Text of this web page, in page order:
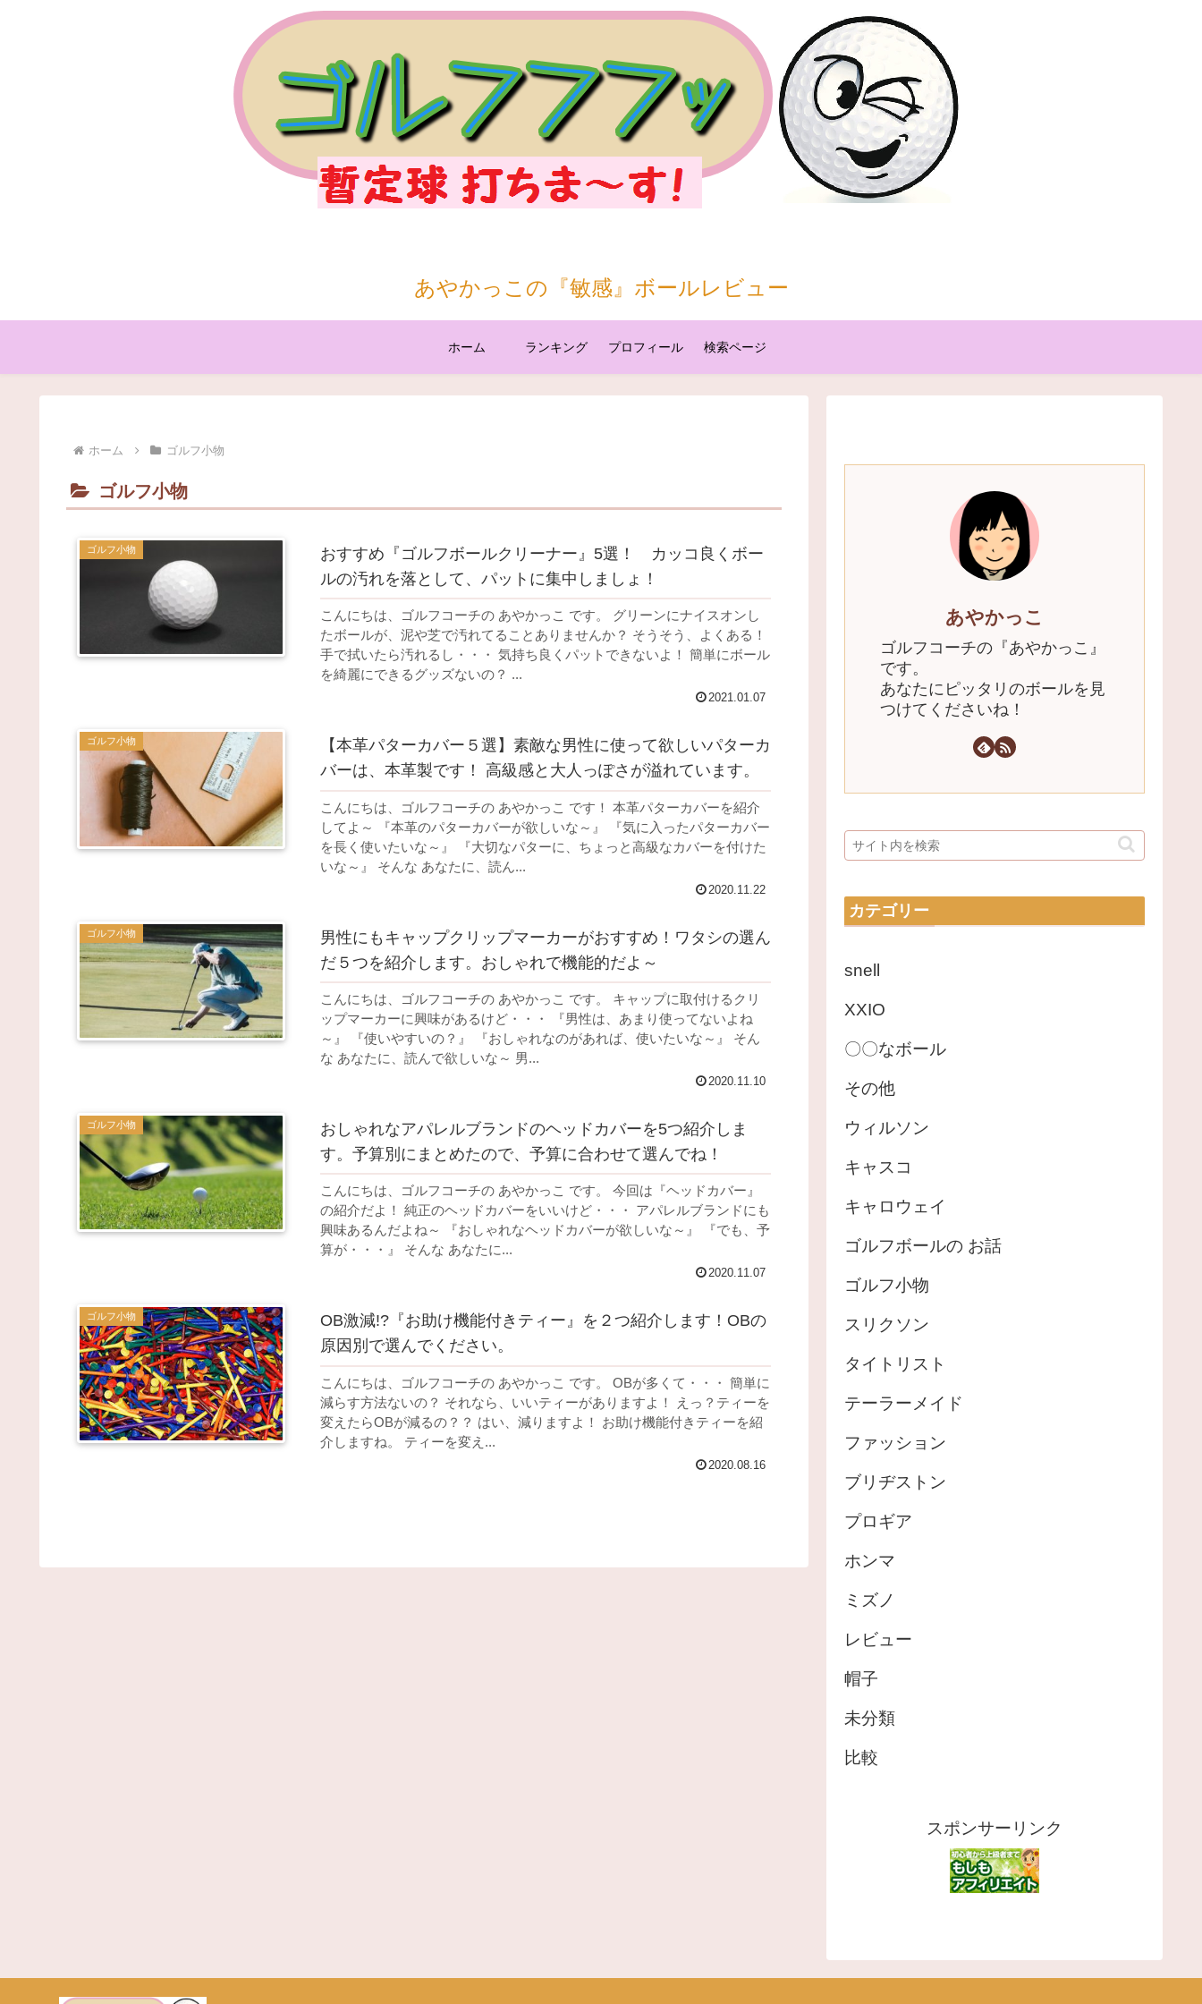
あやかっこの『敏感』ボールレビュー
ホーム ランキング プロフィール 検索ページ
ホーム ゴルフ小物
ゴルフ小物
ゴルフ小物
おすすめ『ゴルフボールクリーナー』5選！ カッコ良くボー
ルの汚れを落として、パットに集中しましょ！
こんにちは、ゴルフコーチの あやかっこ です。 グリーンにナイスオンし
たボールが、泥や芝で汚れてることありませんか？ そうそう、よくある！
手で拭いたら汚れるし・・・ 気持ち良くパットできないよ！ 簡単にボール
を綺麗にできるグッズないの？ ...
2021.01.07
ゴルフ小物
【本革パターカバー５選】素敵な男性に使って欲しいパターカ
バーは、本革製です！ 高級感と大人っぽさが溢れています。
こんにちは、ゴルフコーチの あやかっこ です！ 本革パターカバーを紹介
してよ～ 『本革のパターカバーが欲しいな～』 『気に入ったパターカバー
を長く使いたいな～』 『大切なパターに、ちょっと高級なカバーを付けた
いな～』 そんな あなたに、読ん...
2020.11.22
ゴルフ小物
男性にもキャップクリップマーカーがおすすめ！ワタシの選ん
だ５つを紹介します。おしゃれで機能的だよ～
こんにちは、ゴルフコーチの あやかっこ です。 キャップに取付けるクリ
ップマーカーに興味があるけど・・・ 『男性は、あまり使ってないよね
～』 『使いやすいの？』 『おしゃれなのがあれば、使いたいな～』 そん
な あなたに、読んで欲しいな～ 男...
2020.11.10
ゴルフ小物
おしゃれなアパレルブランドのヘッドカバーを5つ紹介しま
す。予算別にまとめたので、予算に合わせて選んでね！
こんにちは、ゴルフコーチの あやかっこ です。 今回は『ヘッドカバー』
の紹介だよ！ 純正のヘッドカバーをいいけど・・・ アパレルブランドにも
興味あるんだよね～ 『おしゃれなヘッドカバーが欲しいな～』 『でも、予
算が・・・』 そんな あなたに...
2020.11.07
ゴルフ小物
OB激減!?『お助け機能付きティー』を２つ紹介します！OBの
原因別で選んでください。
こんにちは、ゴルフコーチの あやかっこ です。 OBが多くて・・・ 簡単に
減らす方法ないの？ それなら、いいティーがありますよ！ えっ？ティーを
変えたらOBが減るの？？ はい、減りますよ！ お助け機能付きティーを紹
介しますね。 ティーを変え...
2020.08.16
あやかっこ
ゴルフコーチの『あやかっこ』
です。
あなたにピッタリのボールを見
つけてくださいね！
カテゴリー
snell
XXIO
〇〇なボール
その他
ウィルソン
キャスコ
キャロウェイ
ゴルフボールの お話
ゴルフ小物
スリクソン
タイトリスト
テーラーメイド
ファッション
ブリヂストン
プロギア
ホンマ
ミズノ
レビュー
帽子
未分類
比較
スポンサーリンク